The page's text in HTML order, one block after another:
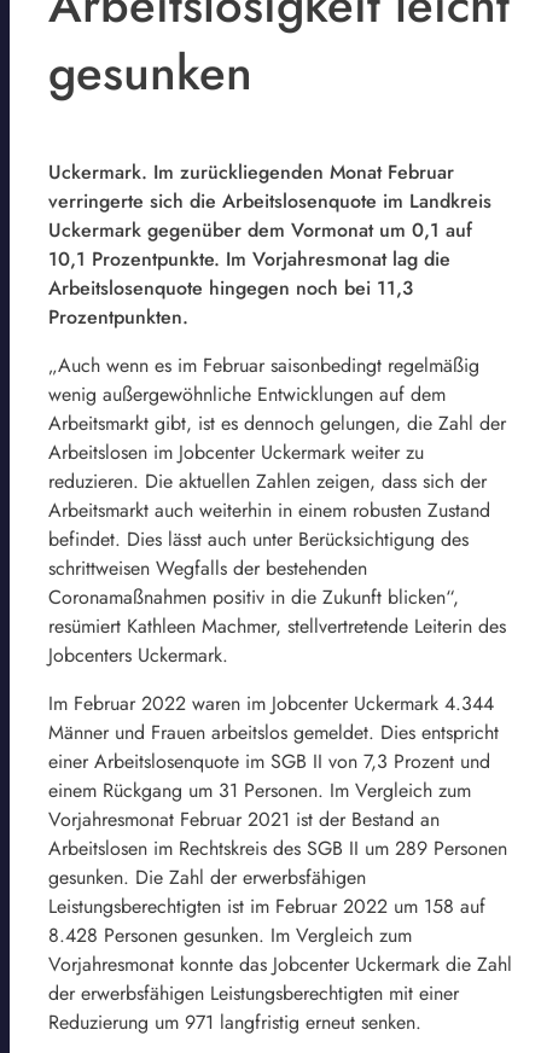
gesunken
Uckermark. Im zurückliegenden Monat Februar
verringerte sich die Arbeitslosenquote im Landkreis
Uckermark gegenüber dem Vormonat um 0,1 auf
10,1 Prozentpunkte. Im Vorjahresmonat lag die
Arbeitslosenquote hingegen noch bei 11,3
Prozentpunkten.
„Auch wenn es im Februar saisonbedingt regelmäßig
wenig außergewöhnliche Entwicklungen auf dem
Arbeitsmarkt gibt, ist es dennoch gelungen, die Zahl der
Arbeitslosen im Jobcenter Uckermark weiter zu
reduzieren. Die aktuellen Zahlen zeigen, dass sich der
Arbeitsmarkt auch weiterhin in einem robusten Zustand
befindet. Dies lässt auch unter Berücksichtigung des
schrittweisen Wegfalls der bestehenden
Coronamaßnahmen positiv in die Zukunft blicken“,
resümiert Kathleen Machmer, stellvertretende Leiterin des
Jobcenters Uckermark.
Im Februar 2022 waren im Jobcenter Uckermark 4.344
Männer und Frauen arbeitslos gemeldet. Dies entspricht
einer Arbeitslosenquote im SGB II von 7,3 Prozent und
einem Rückgang um 31 Personen. Im Vergleich zum
Vorjahresmonat Februar 2021 ist der Bestand an
Arbeitslosen im Rechtskreis des SGB II um 289 Personen
gesunken. Die Zahl der erwerbsfähigen
Leistungsberechtigten ist im Februar 2022 um 158 auf
8.428 Personen gesunken. Im Vergleich zum
Vorjahresmonat konnte das Jobcenter Uckermark die Zahl
der erwerbsfähigen Leistungsberechtigten mit einer
Reduzierung um 971 langfristig erneut senken.